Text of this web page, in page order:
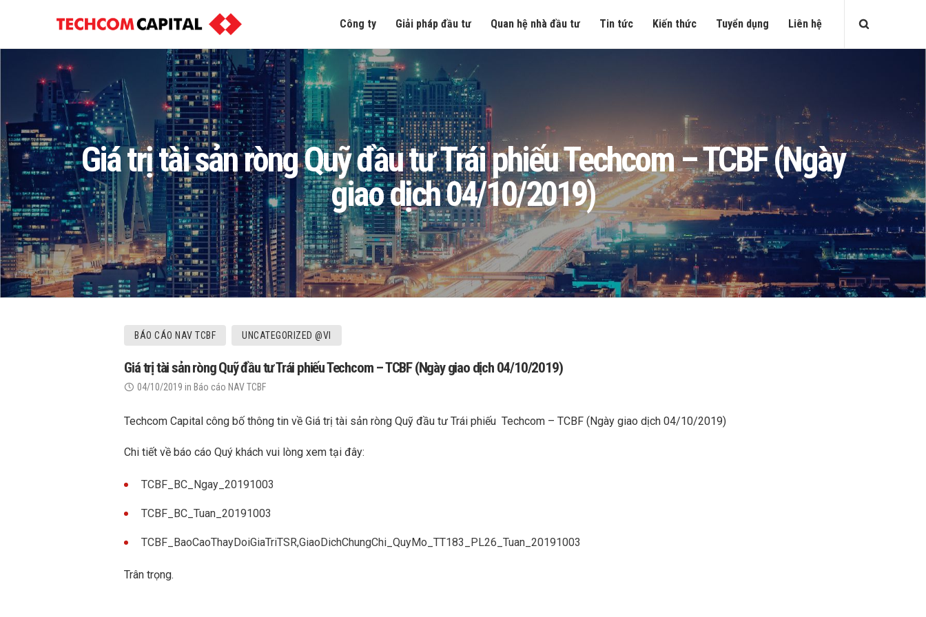
Công ty Giải pháp đầu tư Quan hệ nhà đầu tư Tin tức Kiến thức Tuyển dụng Liên hệ
Giá trị tài sản ròng Quỹ đầu tư Trái phiếu Techcom – TCBF (Ngày
giao dịch 04/10/2019)
BÁO CÁO NAV TCBF UNCATEGORIZED @VI
Giá trị tài sản ròng Quỹ đầu tư Trái phiếu Techcom – TCBF (Ngày giao dịch 04/10/2019)
04/10/2019 in Báo cáo NAV TCBF
Techcom Capital công bố thông tin về Giá trị tài sản ròng Quỹ đầu tư Trái phiếu Techcom – TCBF (Ngày giao dịch 04/10/2019)
Chi tiết về báo cáo Quý khách vui lòng xem tại đây:
TCBF_BC_Ngay_20191003
TCBF_BC_Tuan_20191003
TCBF_BaoCaoThayDoiGiaTriTSR,GiaoDichChungChi_QuyMo_TT183_PL26_Tuan_20191003
Trân trọng.